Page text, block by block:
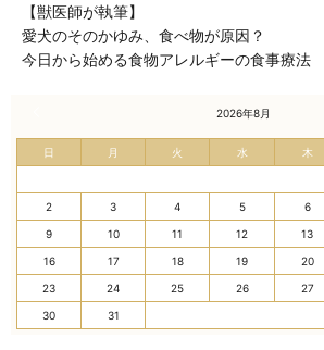
【獣医師が執筆】
愛犬のそのかゆみ、食べ物が原因？
今日から始める食物アレルギーの食事療法
2026年8月
日 月 火 水 木
2 3 4 5 6
9 10 11 12 13
16 17 18 19 20
23 24 25 26 27
30 31